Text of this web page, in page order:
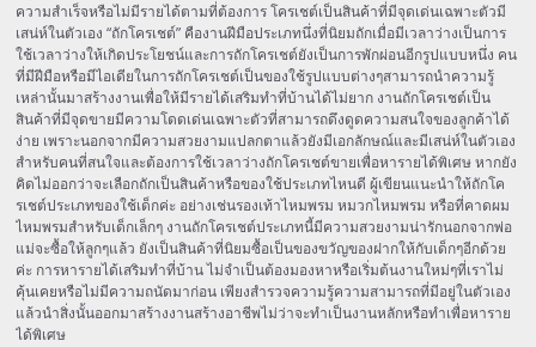
ความสำเร็จหรือไม่มีรายได้ตามที่ต้องการ โครเชต์เป็นสินค้าที่มีจุดเด่นเฉพาะตัวมี
เสน่ห์ในตัวเอง “ถักโครเชต์” คืองานฝีมือประเภทนึ่งที่นิยมถักเมื่อมีเวลาว่างเป็นการ
ใช้เวลาว่างให้เกิดประโยชน์และการถักโครเชต์ยังเป็นการพักผ่อนอีกรูปแบบหนึ่ง คน
ที่มีฝีมือหรือมีไอเดียในการถักโครเชต์เป็นของใช้รูปแบบต่างๆสามารถนำความรู้
เหล่านั้นมาสร้างงานเพื่อให้มีรายได้เสริมทำที่บ้านได้ไม่ยาก งานถักโครเชต์เป็น
สินค้าที่มีจุดขายมีความโดดเด่นเฉพาะตัวที่สามารถดึงดูดความสนใจของลูกค้าได้
ง่าย เพราะนอกจากมีความสวยงามแปลกตาแล้วยังมีเอกลักษณ์และมีเสน่ห์ในตัวเอง
สำหรับคนที่สนใจและต้องการใช้เวลาว่างถักโครเชต์ขายเพื่อหารายได้พิเศษ หากยัง
คิดไม่ออกว่าจะเลือกถักเป็นสินค้าหรือของใช้ประเภทไหนดี ผู้เขียนแนะนำให้ถักโค
รเชต์ประเภทของใช้เด็กค่ะ อย่างเช่นรองเท้าไหมพรม หมวกไหมพรม หรือที่คาดผม
ไหมพรมสำหรับเด็กเล็กๆ งานถักโครเชต์ประเภทนี้มีความสวยงามน่ารักนอกจากพ่อ
แม่จะซื้อให้ลูกๆแล้ว ยังเป็นสินค้าที่นิยมซื้อเป็นของขวัญของฝากให้กับเด็กๆอีกด้วย
ค่ะ การหารายได้เสริมทำที่บ้าน ไม่จำเป็นต้องมองหาหรือเริ่มต้นงานใหม่ๆที่เราไม่
คุ้นเคยหรือไม่มีความถนัดมาก่อน เพียงสำรวจความรู้ความสามารถที่มีอยู่ในตัวเอง
แล้วนำสิ่งนั้นออกมาสร้างงานสร้างอาชีพไม่ว่าจะทำเป็นงานหลักหรือทำเพื่อหาราย
ได้พิเศษ